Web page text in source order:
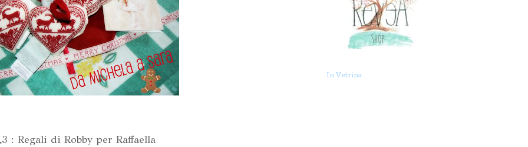
: Regali di Robby per Raffaella
In Vetrina